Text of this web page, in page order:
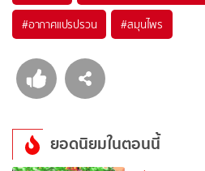
#อากาศแปรปรวน #สมุนไพร
ยอดนิยมในตอนนี้